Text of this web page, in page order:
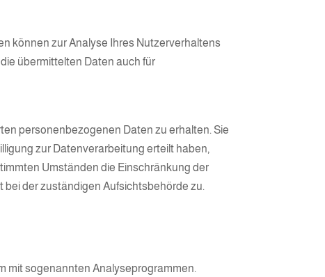
können zur Analyse Ihres Nutzerverhaltens
übermittelten Daten auch für
personenbezogenen Daten zu erhalten. Sie
zur Datenverarbeitung erteilt haben,
Umständen die Einschränkung der
der zuständigen Aufsichtsbehörde zu.
mit sogenannten Analyseprogrammen.